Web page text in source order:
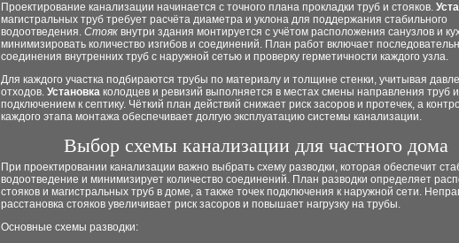
Проектирование канализации начинается с точного плана прокладки труб и стояков.
магистральных труб требует расчёта диаметра и уклона для поддержания стабильного
водоотведения. Стояк внутри здания монтируется с учётом расположения санузлов и
минимизировать количество изгибов и соединений. План работ включает
соединения внутренних труб с наружной сетью и проверку герметичности каждого узла.
Для каждого участка подбираются трубы по материалу и толщине стенки, учитывая
отходов. Установка колодцев и ревизий выполняется в местах смены направления труб
подключением к септику. Чёткий план действий снижает риск засоров и протечек, а
каждого этапа монтажа обеспечивает долгую эксплуатацию системы канализации.
Выбор схемы канализации для частного дома
При проектировании канализации важно выбрать схему разводки, которая обеспечит
водоотведение и минимизирует количество соединений. План разводки определяет
стояков и магистральных труб в доме, а также точек подключения к наружной сети.
расстановка стояков увеличивает риск засоров и повышает нагрузку на трубы.
Основные схемы разводки: